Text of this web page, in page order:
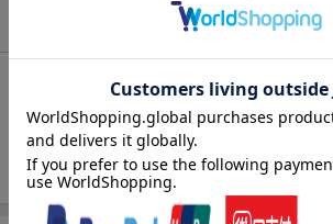
ラン）が当たる！
楽天モバイル紹介キャンペーンの拡散で
進呈
条件達成で楽天限定・宝塚歌劇 宙組貸切公
が当たる
2002年03月
出版社 Gakken
ISBN 9784056027914